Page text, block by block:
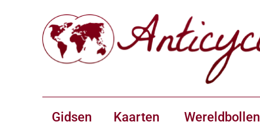
Gidsen Kaarten Wereldbollen